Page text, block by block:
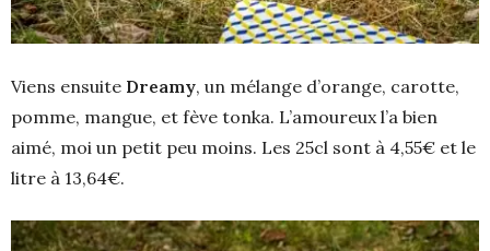
Viens ensuite Dreamy, un mélange d’orange, carotte,
pomme, mangue, et fève tonka. L’amoureux l’a bien
aimé, moi un petit peu moins. Les 25cl sont à 4,55€ et le
litre à 13,64€.